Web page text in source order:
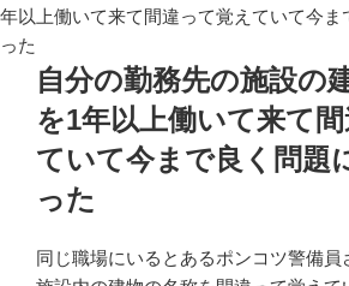
年以上働いて来て間違って覚えていて今
った
自分の勤務先の施設の
を1年以上働いて来て
ていて今まで良く問題
った
同じ職場にいるとあるポンコツ警備員